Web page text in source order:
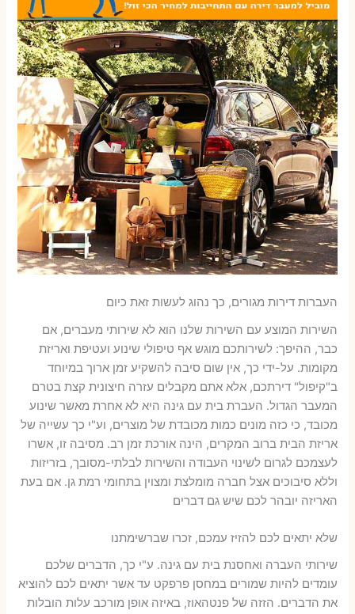
העברות דירות מגורים, כך נהוג לעשות זאת כיום
השירות המוצע עם השירות שלנו הוא לא שירותי מעברים, אם
כבר, ההיפך: לשירותכם מוגש אף טיפולי שינוע ועטיפת ואריזת
מקומות. על-ידי כך, אין שום סיבה להשקיע זמן ארוך במיוחד
ב"קיפול" דירתכם, אלא אתם מקבלים עזרה חיצונית קצת בטרם
המעבר הגדול. העברת בית עם גינה היא לא אחרת מאשר שינוע
מכובד, כי כזה מונים כמות מכובדת של מוצרים, וע"י כך עשייה של
אריזת הבית ברוב המקרים, הינה אורכת זמן רב. מסיבה זו, אשרו
לעצמכם לגרום לשינוי העבודה והשירות לבלתי-מסובך, בזריזות
וללא סיבוכים אצל חברה מומלצת ומצוין בתחומי רמת גן. אם בעת
האריזה יובהר לכם שיש גם דברים
שלא יתאים לכם להזיז עמכם, זכרו שברשימתנו
שירותי העברה ואחסנת בית עם גינה. ע"י כך, הדברים שלכם
עומדים להיות שמורים במחסן פרפקט עד אשר יתאים לכם להוציא
את הדברים. הזזה של פנטהאוז, באיזה אופן מורכב עלות הובלות